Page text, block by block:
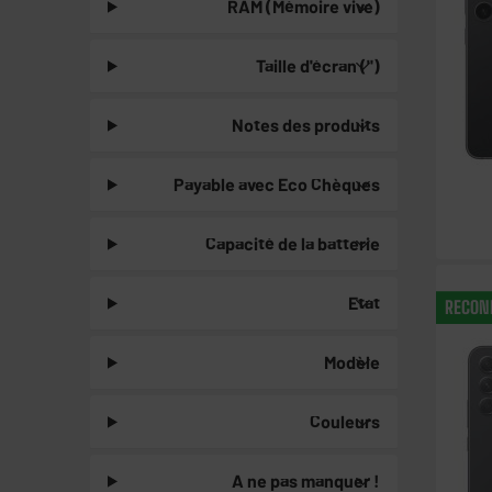
RAM (Mémoire vive)
Taille d'écran (")
Notes des produits
Payable avec Eco Chèques
Capacité de la batterie
Etat
Modèle
Couleurs
A ne pas manquer !